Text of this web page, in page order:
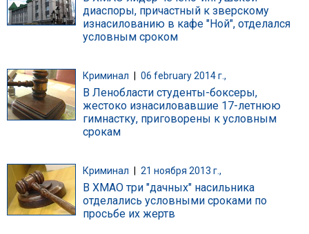
диаспоры, причастный к зверскому
изнасилованию в кафе "Ной", отделался
условным сроком
Криминал 06 february 2014 г.,
В Ленобласти студенты-боксеры,
жестоко изнасиловавшие 17-летнюю
гимнастку, приговорены к условным
срокам
Криминал 21 ноября 2013 г.,
В ХМАО три "дачных" насильника
отделались условными сроками по
просьбе их жертв